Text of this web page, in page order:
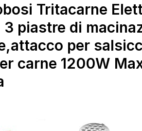
Tritacarne
piastre di
per
carne 1200W